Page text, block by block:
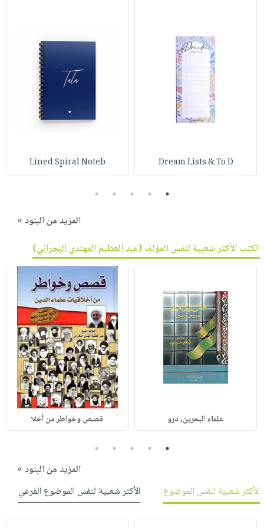
Dream Lists & To D
Lined Spiral Noteb
1
2
3
4
5
المزيد من البنود »
الكتب الأكثر شعبية لنفس المؤلف (عبد العظيم المهتدي البحراني)
علماء البحرين، درو قصص وخواطر من أخلا
1
2
3
4
5
المزيد من البنود »
الأكثر شعبية لنفس الموضوع
الأكثر شعبية لنفس الموضوع الفرعي